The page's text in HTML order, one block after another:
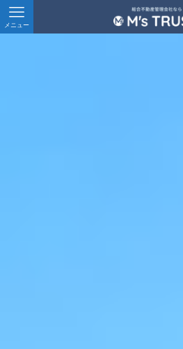
メニュー